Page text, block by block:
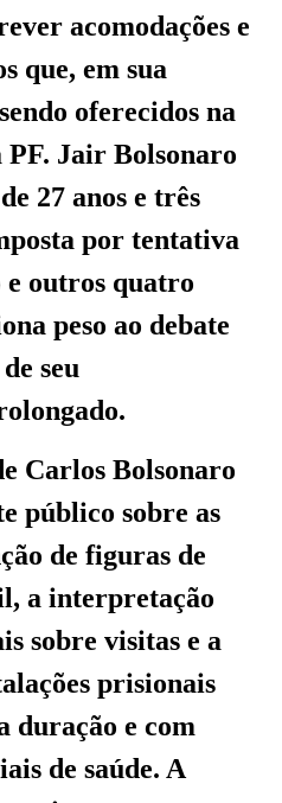
acomodações e
que, em sua
oferecidos na
PF. Jair Bolsonaro
27 anos e três
por tentativa
e outros quatro
peso ao debate
seu
Carlos Bolsonaro
público sobre as
de figuras de
a interpretação
sobre visitas e a
prisionais
duração e com
de saúde. A